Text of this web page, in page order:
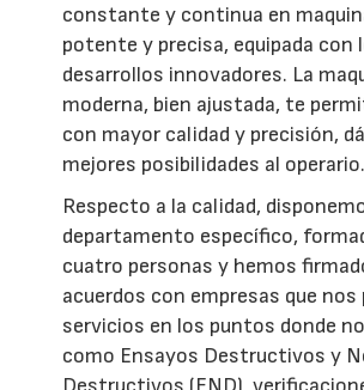
constante y continua en
potente y precisa, equipada con
desarrollos innovadores. La
moderna, bien ajustada, te
con mayor calidad y precisión,
mejores posibilidades al operario.
Respecto a la calidad,
departamento específico,
cuatro personas y hemos
acuerdos con empresas que
servicios en los puntos donde
como Ensayos Destructivos y